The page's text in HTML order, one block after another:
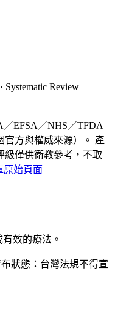
Systematic Review
EFSA／NHS／TFDA
官方與權威來源）。 產
級僅供衛教參考，不取
原始頁面
效的療法。
狀態：台灣法規不得宣